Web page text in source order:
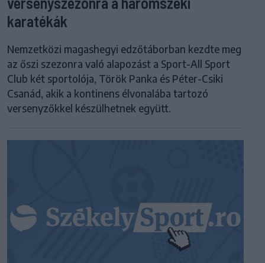
karatékák
Nemzetközi magashegyi edzőtáborban kezdte meg
az őszi szezonra való alapozást a Sport-All Sport
Club két sportolója, Török Panka és Péter-Csiki
Csanád, akik a kontinens élvonalába tartozó
versenyzőkkel készülhetnek együtt.